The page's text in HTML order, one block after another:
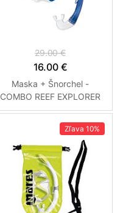
29.00 €
16.00 €
Maska + Šnorchel -
COMBO REEF EXPLORER
JR. ZOGGS - Detský
Zľava 10%